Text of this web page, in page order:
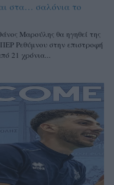
στα… σαλόνια το
Μαρούλης θα ηγηθεί της
Ρεθύμνου στην επιστροφή
21 χρόνια...